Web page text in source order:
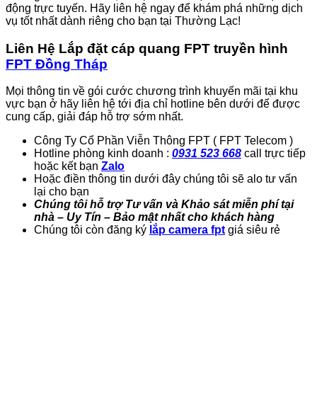
động trực tuyến. Hãy liên hệ ngay để khám phá những dịch
vụ tốt nhất dành riêng cho bạn tại Thường Lạc!
Liên Hệ Lắp đặt cáp quang FPT truyền hình
FPT Đồng Tháp
Mọi thông tin về gói cước chương trình khuyến mãi tại khu
vực bạn ở hãy liên hệ tới địa chỉ hotline bên dưới để được
cung cấp, giải đáp hỗ trợ sớm nhất.
Công Ty Cổ Phần Viễn Thông FPT ( FPT Telecom )
Hotline phòng kinh doanh : 0931 523 668 call trực tiếp
hoặc kết bạn Zalo
Hoặc điền thông tin dưới đây chúng tôi sẽ alo tư vấn
lại cho bạn
Chúng tôi hỗ trợ Tư vấn và Khảo sát miễn phí tại
nhà – Uy Tín – Bảo mật nhất cho khách hàng
Chúng tôi còn đăng ký lắp camera fptgiá siêu rẻ